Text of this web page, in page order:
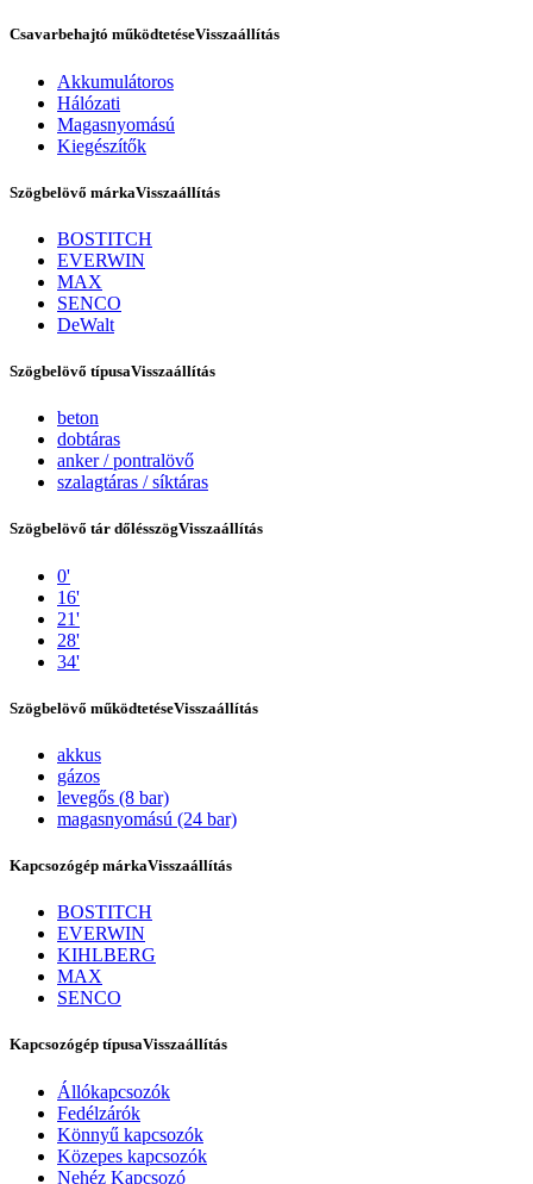
Tex Year
Szerviz
Csavarbehajtó működtetéseVisszaállítás
Akkumulátoros
Hálózati
Magasnyomású
Kiegészítők
Szögbelövő márkaVisszaállítás
BOSTITCH
EVERWIN
MAX
SENCO
DeWalt
Szögbelövő típusaVisszaállítás
beton
dobtáras
anker / pontralövő
szalagtáras / síktáras
Szögbelövő tár dőlésszögVisszaállítás
0'
16'
21'
28'
34'
Szögbelövő működtetéseVisszaállítás
akkus
gázos
levegős (8 bar)
magasnyomású (24 bar)
Kapcsozógép márkaVisszaállítás
BOSTITCH
EVERWIN
KIHLBERG
MAX
SENCO
Kapcsozógép típusaVisszaállítás
Állókapcsozók
Fedélzárók
Könnyű kapcsozók
Közepes kapcsozók
Nehéz Kapcsozó